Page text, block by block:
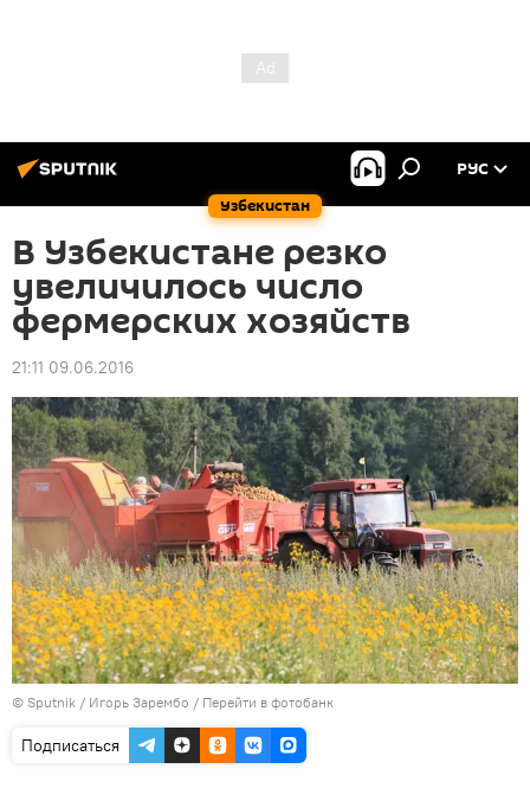
Узбекистан
РУС
В Узбекистане резко
увеличилось число
фермерских хозяйств
21:11 09.06.2016
© Sputnik / Игорь Зарембо / Перейти в фотобанк
Подписаться